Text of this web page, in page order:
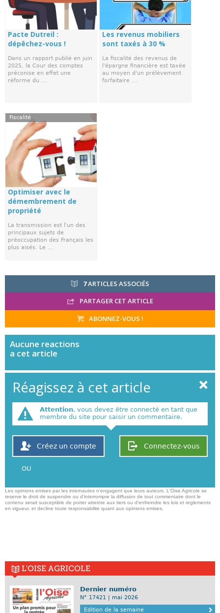
Pacte Dutreil :
dépêchez-vous !
Dans un rapport publié en juin
2025, la Cour des comptes
préconise en effet une
réforme du ...
Les revenus mobiliers
sont taxés à 30 %
La fiscalité des revenus de
l'épargne financière est taxée
au moyen d'un prélèvement
forfaitaire ...
Fiscalité
Optimiser avec le
démembrement de
propriété
La transmission est l'un des
principaux sujets de
préoccupation des Français les
plus aisés. Le ...
7ARTICLES ASSOCIÉS
PARTAGER CET ARTICLE
ABONNEZ-VOUS !
Aucune reactions
a cet article
Réagissez à cet article
Attention, vous devez être connecté en tant que
membre du site pour saisir un commentaire.
Connectez-vous
Créez un compte
OU
Les opinions emises par les internautes n'engagent que leurs auteurs. L'Oise Agricole se
reserve le droit de suspendre ou d'interrompre la diffusion de tout commentaire dont le
contenu serait susceptible de porter atteinte aux tiers ou d'enfreindre les lois et reglements
en vigueur, et decline toute responsabilite quant aux opinions emises,
L'OISE AGRICOLE
Dernier numéro
N° 17421 | mai 2026
Edition de la semaine